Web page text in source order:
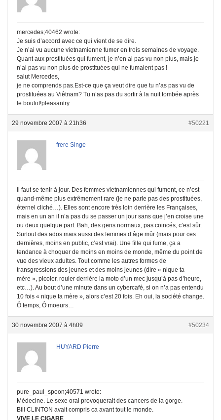
mercedes;40462 wrote:
Je suis d’accord avec ce qui vient de se dire.
Je n’ai vu aucune vietnamienne fumer en trois semaines de voyage.
Quant aux prostituées qui fument, je n’en ai pas vu non plus, mais je
n’ai pas vu non plus de prostituées qui ne fumaient pas !
salut Mercedes,
je ne comprends pas.Est-ce que ça veut dire que tu n’as pas vu de
prostituées au Viêtnam? Tu n’as pas du sortir à la nuit tombée après
le boulot!pleasantry
29 novembre 2007 à 21h36 #50221
frere Singe
Il faut se tenir à jour. Des femmes vietnamiennes qui fument, ce n’est
quand-même plus extrêmement rare (je ne parle pas des prostituées,
éternel cliché…). Elles sont encore très loin derrière les Françaises,
mais en un an il n’a pas du se passer un jour sans que j’en croise une
ou deux quelque part. Bah, des gens normaux, pas coincés, c’est sûr.
Surtout des ados mais aussi des femmes d’âge mûr (mais pour ces
dernières, moins en public, c’est vrai). Une fille qui fume, ça a
tendance à choquer de moins en moins de monde, même du point de
vue des vieux adultes. Tout comme les autres formes de
transgressions des jeunes et des moins jeunes (dire « nique ta
mère », picoler, rouler derrière la moto d’un mec jusqu’à pas d’heure,
etc…). Au bout d’une minute dans un cybercafé, si on n’a pas entendu
10 fois « nique ta mère », alors c’est 20 fois. Eh oui, la société change.
Ô temps, Ô moeurs…
30 novembre 2007 à 4h09 #50234
HUYARD Pierre
pure_paul_spoon;40571 wrote:
Médecine. Le sexe oral provoquerait des cancers de la gorge.
Bill CLINTON avait compris ca avant tout le monde.
VIVE LE CIGARE